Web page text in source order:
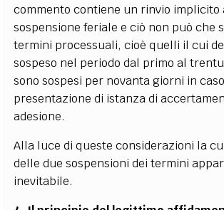
commento contiene un rinvio implicito
sospensione feriale e ciò non può che
termini processuali, cioè quelli il cui
sospeso nel periodo dal primo al
sono sospesi per novanta giorni in
presentazione di istanza di
adesione.
Alla luce di queste considerazioni la
delle due sospensioni dei termini
inevitabile.